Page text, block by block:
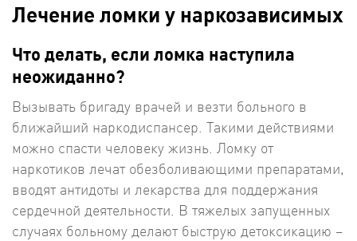
Лечение ломки у наркозависимых
Что делать, если ломка наступила
неожиданно?
Вызывать бригаду врачей и везти больного в
ближайший наркодиспансер. Такими действиями
можно спасти человеку жизнь. Ломку от
наркотиков лечат обезболивающими препаратами,
вводят антидоты и лекарства для поддержания
сердечной деятельности. В тяжелых запущенных
случаях больному делают быструю детоксикацию –